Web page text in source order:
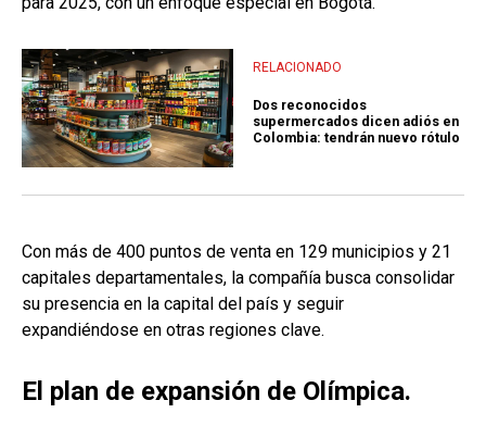
RELACIONADO
Dos reconocidos
supermercados dicen adiós en
Colombia: tendrán nuevo rótulo
Con más de 400 puntos de venta en 129 municipios y 21
capitales departamentales, la compañía busca consolidar
su presencia en la capital del país y seguir
expandiéndose en otras regiones clave.
El plan de expansión de Olímpica.